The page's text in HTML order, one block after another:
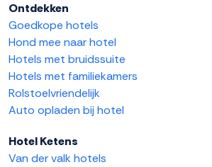
Ontdekken
Goedkope hotels
Hond mee naar hotel
Hotels met bruidssuite
Hotels met familiekamers
Rolstoelvriendelijk
Auto opladen bij hotel
Hotel Ketens
Van der valk hotels